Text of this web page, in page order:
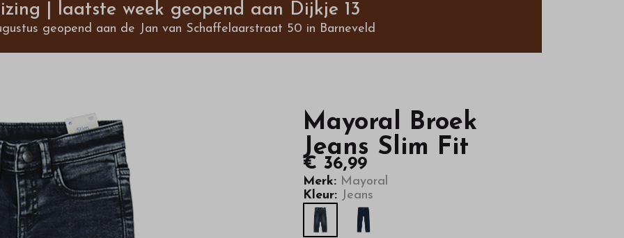
| laatste week geopend aan Dijkje 13
geopend aan de Jan van Schaffelaarstraat 50 in Barneveld
Mayoral Broek
Jeans Slim Fit
€ 36,99
Merk: Mayoral
Kleur: Jeans